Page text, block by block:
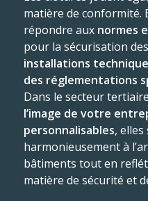
matière de conformité.
répondre auxnormes
pour la sécurisation des
installations
des réglementations
Dans le secteur
l’image de votre
personnalisables, elles
harmonieusement à
bâtiments tout en
matière de sécurité et